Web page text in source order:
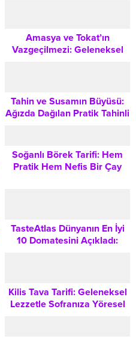
Amasya ve Tokat’ın
Vazgeçilmezi: Geleneksel
Tahin ve Susamın Büyüsü:
Ağızda Dağılan Pratik Tahinli
Soğanlı Börek Tarifi: Hem
Pratik Hem Nefis Bir Çay
TasteAtlas Dünyanın En İyi
10 Domatesini Açıkladı:
Kilis Tava Tarifi: Geleneksel
Lezzetle Sofranıza Yöresel